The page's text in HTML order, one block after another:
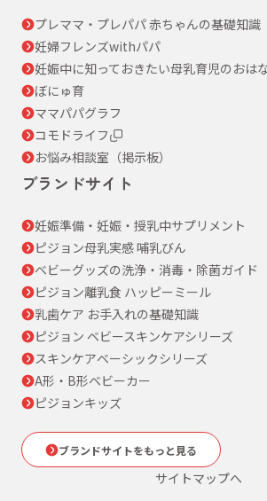
プレママ・プレパパ 赤ちゃんの基礎知識
妊婦フレンズwithパパ
妊娠中に知っておきたい母乳育児のおは
ぼにゅ育
ママパパグラフ
コモドライフ
お悩み相談室（掲示板）
ブランドサイト
妊娠準備・妊娠・授乳中サプリメント
ピジョン母乳実感 哺乳びん
ベビーグッズの洗浄・消毒・除菌ガイド
ピジョン離乳食 ハッピーミール
乳歯ケア お手入れの基礎知識
ピジョン ベビースキンケアシリーズ
スキンケアベーシックシリーズ
A形・B形ベビーカー
ピジョンキッズ
ブランドサイトをもっと見る
サイトマップへ